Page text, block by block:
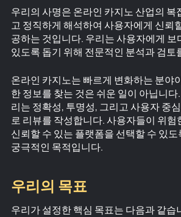
우리의 사명은 온라인 카지노 산업의 복
고 정직하게 해석하여 사용자에게 신뢰
공하는 것입니다. 우리는 사용자에게 보
있도록 돕기 위해 전문적인 분석과 검토
온라인 카지노는 빠르게 변화하는 분야
한 정보를 찾는 것은 쉬운 일이 아닙니
리는 정확성, 투명성, 그리고 사용자 중
로 리뷰를 작성합니다. 사용자들이 위험
신뢰할 수 있는 플랫폼을 선택할 수 있
궁극적인 목적입니다.
우리의 목표
우리가 설정한 핵심 목표는 다음과 같습